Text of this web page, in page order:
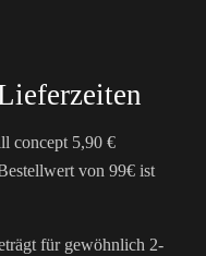
concept 5,90 €
von 99€ ist
für gewöhnlich 2-